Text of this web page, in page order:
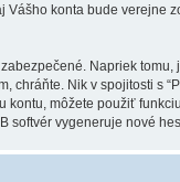
konta bude
Napriek
chráňte. Nik v spojitosti
môžete použiť
vygeneruje nové